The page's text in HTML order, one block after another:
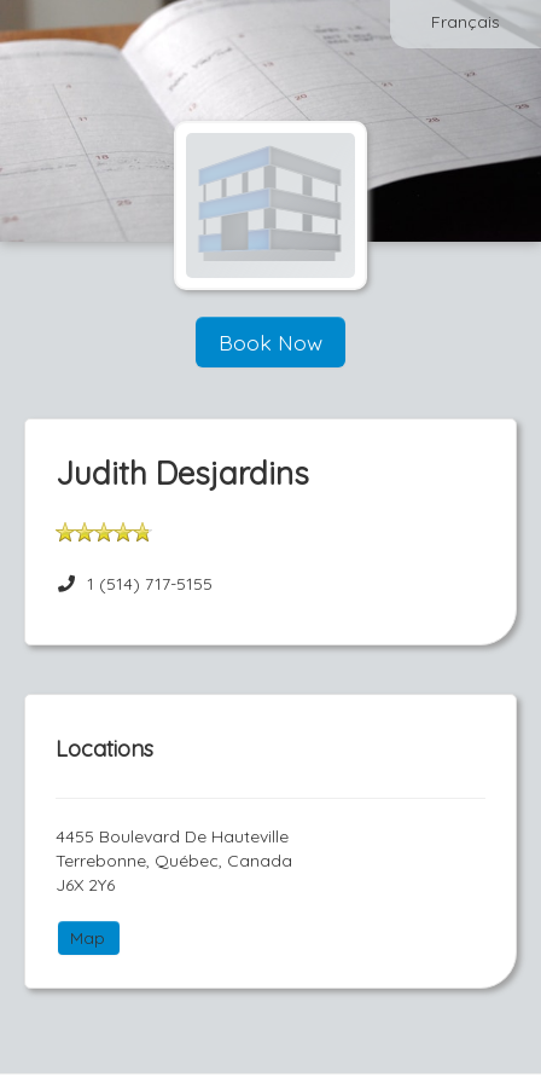
Français
Book Now
Judith Desjardins
1 (514) 717-5155
Locations
4455 Boulevard De Hauteville
Terrebonne, Québec, Canada
J6X 2Y6
Map